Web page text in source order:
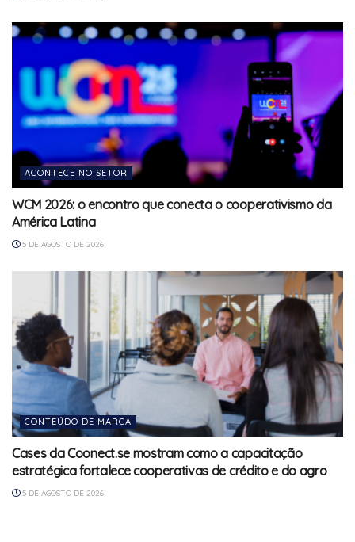
ACONTECE NO SETOR
WCM 2026: o encontro que conecta o cooperativismo da
América Latina
5 DE AGOSTO DE 2026
CONTEÚDO DE MARCA
Cases da Coonect.se mostram como a capacitação
estratégica fortalece cooperativas de crédito e do agro
5 DE AGOSTO DE 2026